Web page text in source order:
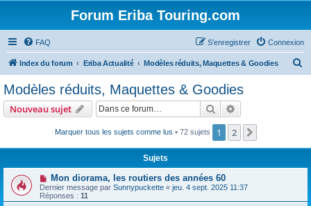
Forum Eriba Touring.com
FAQ Connexion
S’enregistrer
Index du forum Eriba Actualité Modèles réduits, Maquettes & Goodies
Modèles réduits, Maquettes & Goodies
Nouveau sujet Rechercher
Marquer tous les sujets comme lus • 72 sujets 1 2
Sujets
Mon diorama, les routiers des années 60
Dernier message par Sunnypuckette « jeu. 4 sept. 2025 11:37
Réponses : 11